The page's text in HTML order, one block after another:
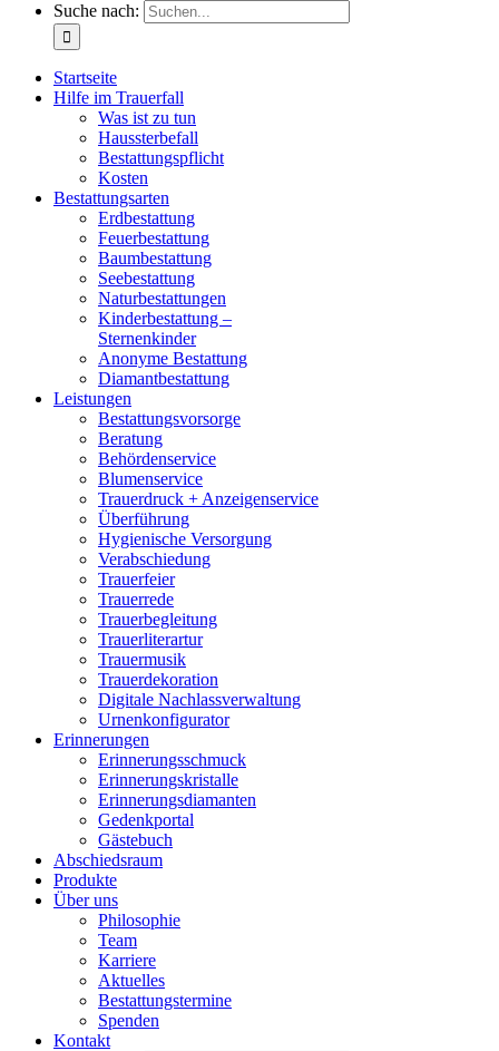
Suche nach:
Startseite
Hilfe im Trauerfall
Was ist zu tun
Haussterbefall
Bestattungspflicht
Kosten
Bestattungsarten
Erdbestattung
Feuerbestattung
Baumbestattung
Seebestattung
Naturbestattungen
Kinderbestattung –
Sternenkinder
Anonyme Bestattung
Diamantbestattung
Leistungen
Bestattungsvorsorge
Beratung
Behördenservice
Blumenservice
Trauerdruck + Anzeigenservice
Überführung
Hygienische Versorgung
Verabschiedung
Trauerfeier
Trauerrede
Trauerbegleitung
Trauerliterartur
Trauermusik
Trauerdekoration
Digitale Nachlassverwaltung
Urnenkonfigurator
Erinnerungen
Erinnerungsschmuck
Erinnerungskristalle
Erinnerungsdiamanten
Gedenkportal
Gästebuch
Abschiedsraum
Produkte
Über uns
Philosophie
Team
Karriere
Aktuelles
Bestattungstermine
Spenden
Kontakt